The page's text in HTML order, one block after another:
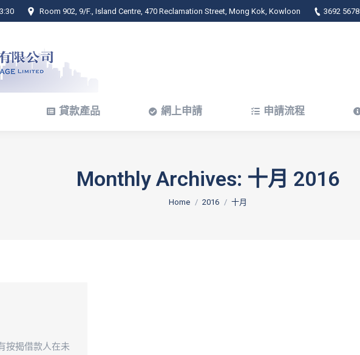
Room 902, 9/F., Island Centre, 470 Reclamation Street, Mong Kok, Kowloon 3692 5678
貸款產品 網上申請 申請流程
Monthly Archives: 十月 2016
You are here:
Home 2016 十月
按揭借款人在未
貸款產品 網上申請 申請流程